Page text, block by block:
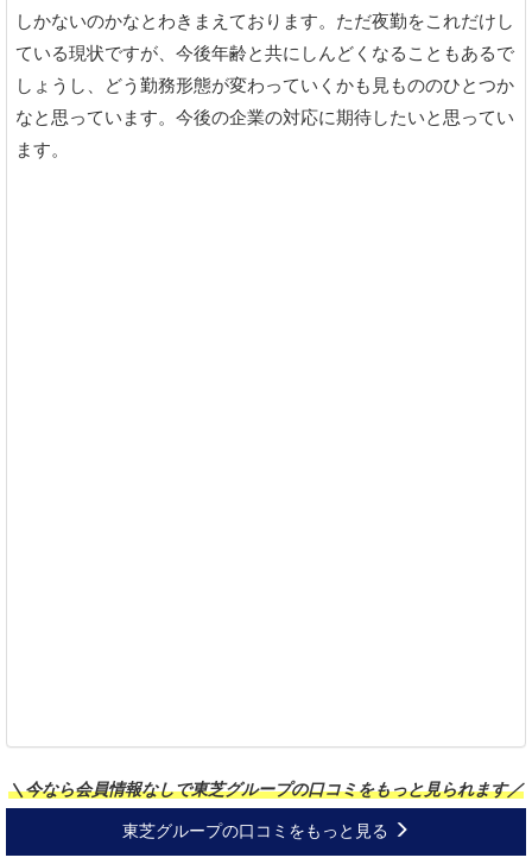
しかないのかなとわきまえております。ただ夜勤をこれだけし
ている現状ですが、今後年齢と共にしんどくなることもあるで
しょうし、どう勤務形態が変わっていくかも見もののひとつか
なと思っています。今後の企業の対応に期待したいと思ってい
ます。
＼今なら会員情報なしで東芝グループの口コミをもっと見られます／
東芝グループの口コミをもっと見る